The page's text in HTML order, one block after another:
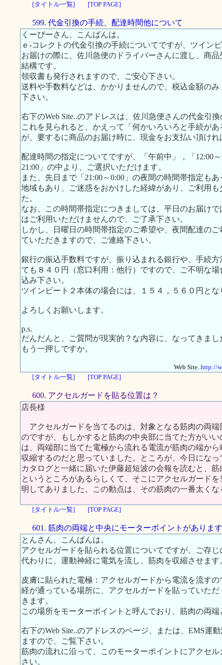
[タイトル一覧] [TOP PAGE]
599. 代金引換の手続、配達時間他について
くーぴーさん、こんばんは。
ｅ-コレクトの代金引換の手続についてですが、ツイン
お届けの際に、佐川急便のドライバーさんに渡し、商
結構です。
領収書も発行されますので、ご安心下さい。
送料や手数料などは、かかりませんので、税込金額の
下さい。
右下のWeb Site..のアドレスは、佐川急便さんの代金引
これを見られると、かえって「何かいろいろと手続が
が、要するに商品のお届け時に、現金をお支払い頂けれ
配達時間の指定についてですが、「午前中」，「12:00
21:00」の中より、ご選択いただけます。
また、先日まで「21:00～0:00」の夜間の時間帯指定も
地域もあり、ご迷惑をおかけした経緯があり、ご利用
た。
なお、この時間帯指定につきましては、平日のお届け
はご利用いただけませんので、ご了承下さい。
しかし、日曜日の時間帯指定のご希望や、夜間配達の
ていただきますので、ご連絡下さい。
銀行の振込手数料ですが、振り込まれる銀行や、手続
ても８４０円（窓口利用：他行）ですので、ご不明な
込み下さい。
ツインビート２本体の場合には、１５４，５６０円とな
よろしくお願いします。
p.s.
だんだんと、ご質問が現実的？な内容に、なってきまし
もう一押しですか。
Web Site..http://
[タイトル一覧]
[TOP PAGE]
600. アクセルガードを貼る位置は？
店長様
アクセルガードを当てるのは、対象となる筋肉の両端
のですが、もしかすると筋肉の中央部に当てた方がい
は、両端部に当てた電極から流れる電流が筋肉の端か
収縮するのだと思っていました。ところが、今日にな
カタログと一緒に届いた伊藤超短波の会報を読むと、
というところがあるらしくて、そこにアクセルガード
明してありました。この動点は、その筋肉の一番太く
[タイトル一覧] [TOP PAGE]
601. 筋肉の両端と中央にモーターポイントがありま
とんさん、こんばんは。
アクセルガードを貼られる位置についてですが、ご存
代わりに、運動神経に電気を流し、筋肉を収縮させます
皮膚に貼られた電極：アクセルガードから電流を流す
経が通っている場所に、アクセルガードを貼っていた
きます。
この場所をモーターポイントと呼んでおり、筋肉の両
右下のWeb Site..のアドレスのページ、または、EMS運
ますので、ご覧下さい。
筋肉の流れに沿って、このモーターポイントにアクセ
さい。